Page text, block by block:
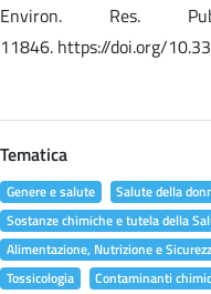
Environ. Res.
11846. https://doi.org/
Tematica
Genere e salute
Salute della
Sostanze chimiche e tutela della
Alimentazione, Nutrizione e
Tossicologia
Contaminanti